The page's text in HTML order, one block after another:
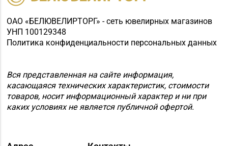
ОАО «БЕЛЮВЕЛИРТОРГ» - сеть ювелирных магазинов
УНП 100129348
Политика конфиденциальности персональных данных
Вся представленная на сайте информация,
касающаяся технических характеристик, стоимости
товаров, носит информационный характер и ни при
каких условиях не является публичной офертой.